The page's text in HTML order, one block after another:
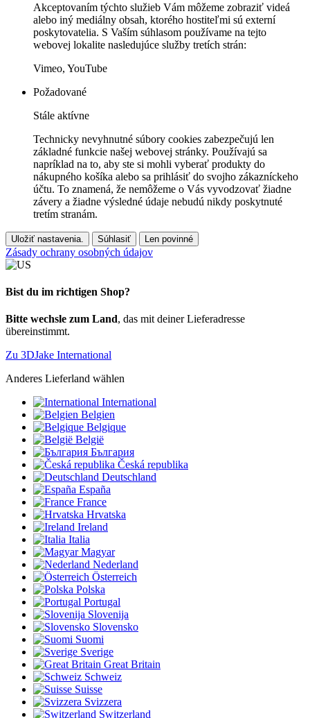
Akceptovaním týchto služieb Vám môžeme zobraziť videá
alebo iný mediálny obsah, ktorého hostiteľmi sú externí
poskytovatelia. S Vaším súhlasom používame na tejto
webovej lokalite nasledujúce služby tretích strán:
Vimeo, YouTube
Požadované
Stále aktívne
Technicky nevyhnutné súbory cookies zabezpečujú len
základné funkcie našej webovej stránky. Používajú sa
napríklad na to, aby ste si mohli vyberať produkty do
nákupného košíka alebo sa prihlásiť do svojho zákazníckeho
účtu. To znamená, že nemôžeme o Vás vyvodzovať žiadne
závery a žiadne výsledné údaje nebudú nikdy poskytnuté
tretím stranám.
Uložiť nastavenia. Súhlasiť Len povinné
Zásady ochrany osobných údajov
Bist du im richtigen Shop?
Bitte wechsle zum Land, das mit deiner Lieferadresse
übereinstimmt.
Zu 3DJake International
Anderes Lieferland wählen
International
Belgien
Belgique
België
България
Česká republika
Deutschland
España
France
Hrvatska
Ireland
Italia
Magyar
Nederland
Österreich
Polska
Portugal
Slovenija
Slovensko
Suomi
Sverige
Great Britain
Schweiz
Suisse
Svizzera
Switzerland